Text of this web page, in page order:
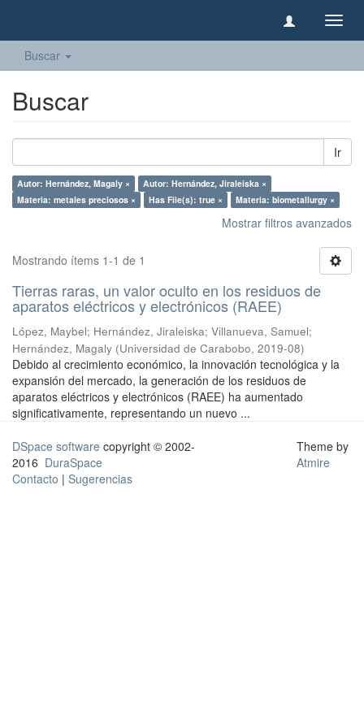
Buscar
Buscar
Ir
Autor: Hernández, Magaly ×
Autor: Hernández, Jiraleiska ×
Materia: metales preciosos ×
Has File(s): true × Materia: biometallurgy ×
Mostrar filtros avanzados
Mostrando ítems 1-1 de 1
Tierras raras, un valor oculto en los residuos de
aparatos eléctricos y electrónicos (RAEE)
López, Maybel; Hernández, Jiraleiska; Villanueva, Samuel;
Hernández, Magaly (Universidad de Carabobo, 2019-08)
Debido al crecimiento económico, la innovación tecnológica y la
expansión del mercado, la generación de los residuos de
aparatos eléctricos y electrónicos (RAEE) ha aumentado
significativamente, representando un nuevo ...
DSpace software copyright © 2002-
2016 DuraSpace
Contacto | Sugerencias
Theme by
Atmire